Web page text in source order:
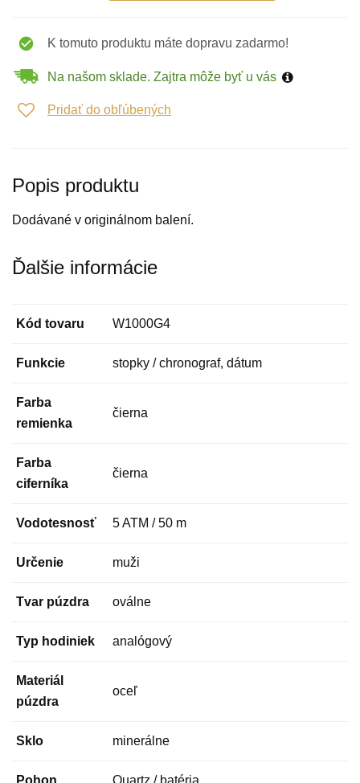
K tomuto produktu máte dopravu zadarmo!
Na našom sklade. Zajtra môže byť u vás
Pridať do obľúbených
Popis produktu
Dodávané v originálnom balení.
Ďalšie informácie
Kód tovaru W1000G4
Funkcie stopky / chronograf, dátum
Farba
remienka
čierna
Farba
ciferníka
čierna
Vodotesnosť 5 ATM / 50 m
Určenie muži
Tvar púzdra oválne
Typ hodiniek analógový
Materiál
púzdra
oceľ
Sklo minerálne
Pohon Quartz / batéria